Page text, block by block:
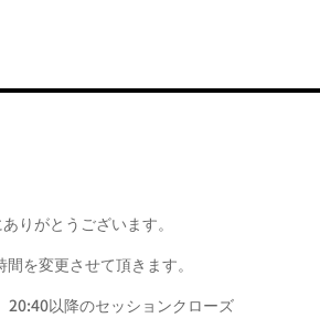
りがとうございます。
を変更させて頂きます。
以降のセッションクローズ